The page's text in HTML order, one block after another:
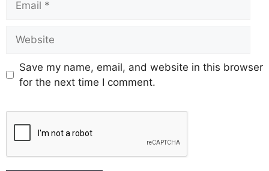
Save my name, email, and website in this browser
for the next time I comment.